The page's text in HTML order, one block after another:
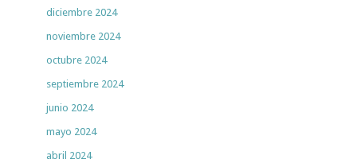
diciembre 2024
noviembre 2024
octubre 2024
septiembre 2024
junio 2024
mayo 2024
abril 2024